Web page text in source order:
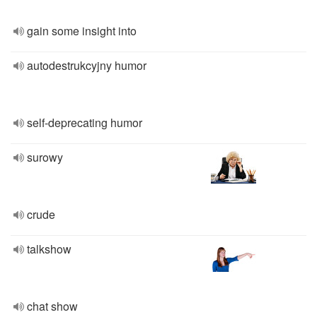
gain some insight into
autodestrukcyjny humor
self-deprecating humor
surowy
crude
talkshow
chat show